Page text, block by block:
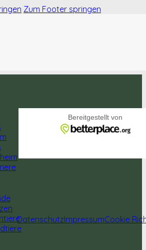
Zum Footer springen
DatenschutzImpressumCookie